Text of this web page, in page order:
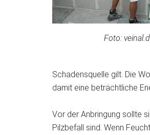
Foto:
Schadensquelle gilt. Die
damit eine beträchtliche
Vor der Anbringung sollte
Pilzbefall sind. Wenn